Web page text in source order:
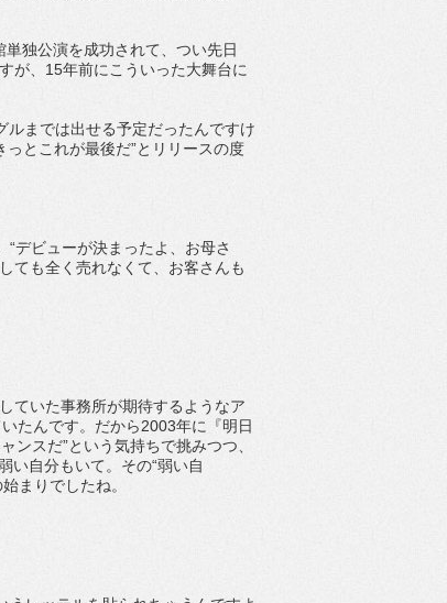
独公演を成功されて、つい先日
が、15年前にこういった大舞台に
までは出せる予定だったんですけ
とこれが最後だ”とリリースの度
デビューが決まったよ、お母さ
ても全く売れなくて、お客さんも
ていた事務所が期待するようなア
たんです。だから2003年に『明日
ンスだ”という気持ちで挑みつつ、
い自分もいて。その“弱い自
まりでしたね。